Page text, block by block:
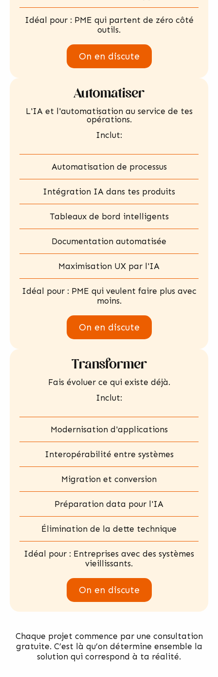
Idéal pour : PME qui partent de zéro côté
outils.
On en discute
Automatiser
L'IA et l'automatisation au service de tes
opérations.
Inclut:
Automatisation de processus
Intégration IA dans tes produits
Tableaux de bord intelligents
Documentation automatisée
Maximisation UX par l'IA
Idéal pour : PME qui veulent faire plus avec
moins.
On en discute
Transformer
Fais évoluer ce qui existe déjà.
Inclut:
Modernisation d'applications
Interopérabilité entre systèmes
Migration et conversion
Préparation data pour l'IA
Élimination de la dette technique
Idéal pour : Entreprises avec des systèmes
vieillissants.
On en discute
Chaque projet commence par une consultation
gratuite. C’est là qu’on détermine ensemble la
solution qui correspond à ta réalité.